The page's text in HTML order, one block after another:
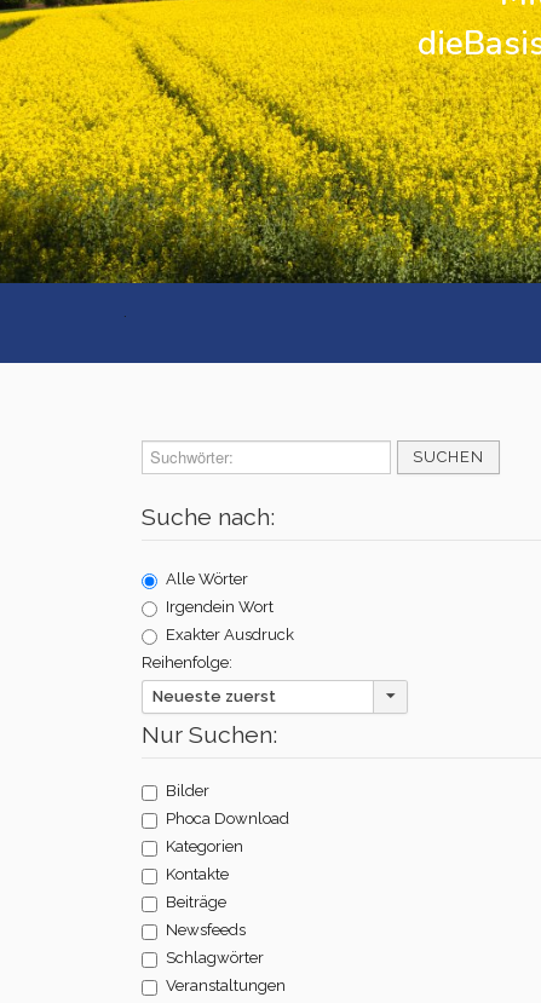
.
SUCHEN
Suche nach:
Alle Wörter
Irgendein Wort
Exakter Ausdruck
Reihenfolge:
Neueste zuerst
Nur Suchen:
Bilder
Phoca Download
Kategorien
Kontakte
Beiträge
Newsfeeds
Schlagwörter
Veranstaltungen
Kreisverband Ostholstein
Kreisverband Pinneberg
Kreisverband Plön
Kreisverband Schleswig-
Flensburg
Kreisverband Segeberg